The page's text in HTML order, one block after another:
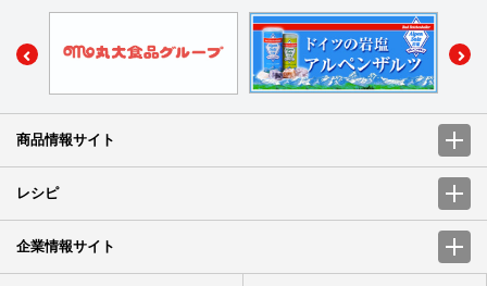
商品情報サイト
レシピ
企業情報サイト